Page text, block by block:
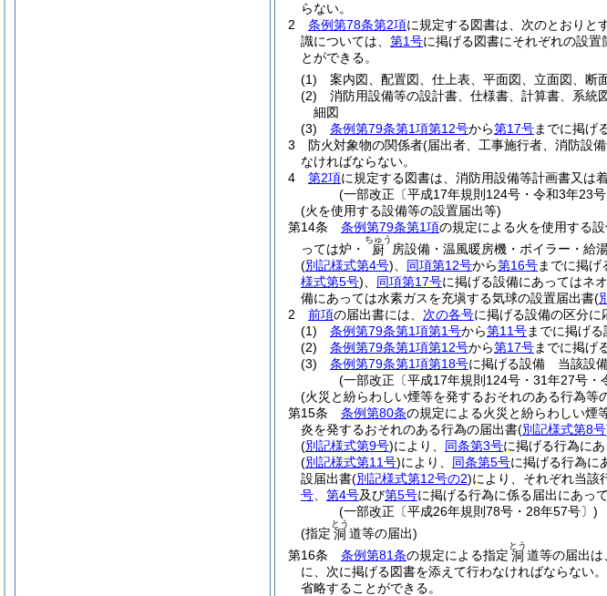
らない。
2
条例第78条第2項に規定する図書は、次のとおりとす
識については、 第1号に掲げる図書にそれぞれの設
とができる。
(1)
案内図、配置図、仕上表、平面図、立面図、断面
(2)
消防用設備等の設計書、仕様書、計算書、系統
細図
(3)
条例第79条第1項第12号から第17号までに掲げ
3
防火対象物の関係者(届出者、工事施行者、消防設
なければならない。
4
第2項に規定する図書は、消防用設備等計画書又は
(一部改正〔平成17年規則124号・令和3年23
(火を使用する設備等の設置届出等)
第14条
条例第79条第1項の規定による火を使用する
っては炉・
厨
ちゅう
房設備・温風暖房機・ボイラー・給
(別記様式第4号) 同項第12号から第16号までに掲
様式第5号) 同項第17号に掲げる設備にあってはネ
備にあっては水素ガスを充塡する気球の設置届出書(
2
前項の届出書には、 次の各号に掲げる設備の区分に
(1)
条例第79条第1項第1号から第11号までに掲げ
(2)
条例第79条第1項第12号から第17号までに掲げ
(3)
条例第79条第1項第18号に掲げる設備 当該設
(一部改正〔平成17年規則124号・31年27号・
(火災と紛らわしい煙等を発するおそれのある行為等
第15条
条例第80条の規定による火災と紛らわしい煙
炎を発するおそれのある行為の届出書(別記様式第8号
(別記様式第9号)により、 同条第3号に掲げる行為に
(別記様式第11号)により、 同条第5号に掲げる行為に
設届出書(別記様式第12号の2)により、それぞれ当該
号
第4号及び第5号に掲げる行為に係る届出にあっ
(一部改正〔平成26年規則78号・28年57号〕)
(指定 洞
とう
道等の届出)
第16条
条例第81条の規定による指定 洞
とう
道等の届出は
に、次に掲げる図書を添えて行わなければならない。
省略することができる。